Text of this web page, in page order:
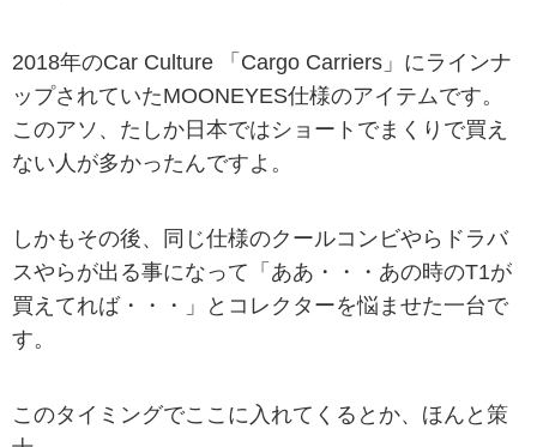
2018年のCar Culture 「Cargo Carriers」にラインナ
ップされていたMOONEYES仕様のアイテムです。
このアソ、たしか日本ではショートでまくりで買え
ない人が多かったんですよ。
しかもその後、同じ仕様のクールコンビやらドラバ
スやらが出る事になって「ああ・・・あの時のT1が
買えてれば・・・」とコレクターを悩ませた一台で
す。
このタイミングでここに入れてくるとか、ほんと策